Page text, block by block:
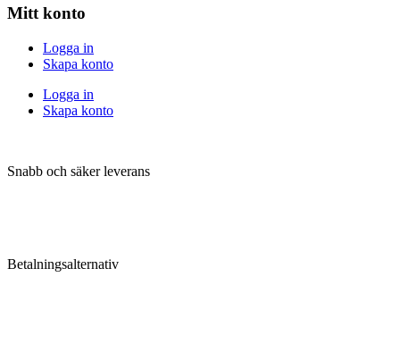
Mitt konto
Logga in
Skapa konto
Logga in
Skapa konto
Snabb och säker leverans
Betalningsalternativ